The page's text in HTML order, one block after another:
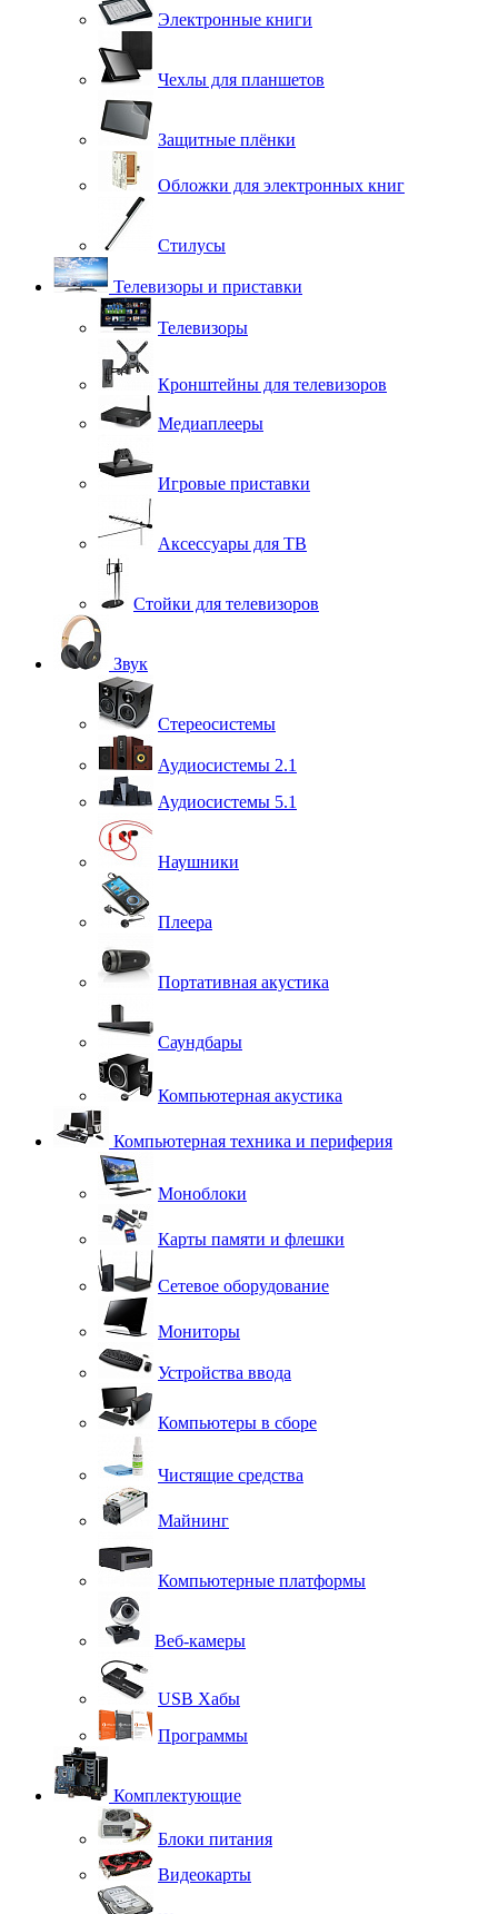
Электронные книги
Чехлы для планшетов
Защитные плёнки
Обложки для электронных книг
Стилусы
Телевизоры и приставки
Телевизоры
Кронштейны для телевизоров
Медиаплееры
Игровые приставки
Аксессуары для ТВ
Стойки для телевизоров
Звук
Стереосистемы
Аудиосистемы 2.1
Аудиосистемы 5.1
Наушники
Плеера
Портативная акустика
Саундбары
Компьютерная акустика
Компьютерная техника и периферия
Моноблоки
Карты памяти и флешки
Сетевое оборудование
Мониторы
Устройства ввода
Компьютеры в сборе
Чистящие средства
Майнинг
Компьютерные платформы
Веб-камеры
USB Хабы
Программы
Комплектующие
Блоки питания
Видеокарты